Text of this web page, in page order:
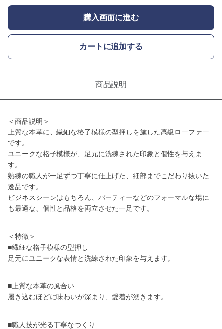
購入画面に進む
カートに追加する
商品説明
＜商品説明＞
上質な本革に、繊細な格子模様の型押しを施した高級ローファー
です。
ユニークな格子模様が、足元に洗練された印象と個性を与えま
す。
熟練の職人が一足ずつ丁寧に仕上げた、細部までこだわり抜いた
逸品です。
ビジネスシーンはもちろん、パーティーなどのフォーマルな場に
も最適な、個性と品格を両立させた一足です。
＜特徴＞
■繊細な格子模様の型押し
足元にユニークな表情と洗練された印象を与えます。
■上質な本革の風合い
履き込むほどに味わいが深まり、愛着が湧きます。
■職人技が光る丁寧なつくり